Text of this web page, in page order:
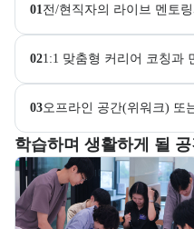
01전/현직자의 라이브 멘토
021:1 맞춤형 커리어 코칭과
03오프라인 공간(위워크) 또
학습하며 생활하게 될
부트캠프 교육 환경 사진을 목록
교육 환경 사진 목록